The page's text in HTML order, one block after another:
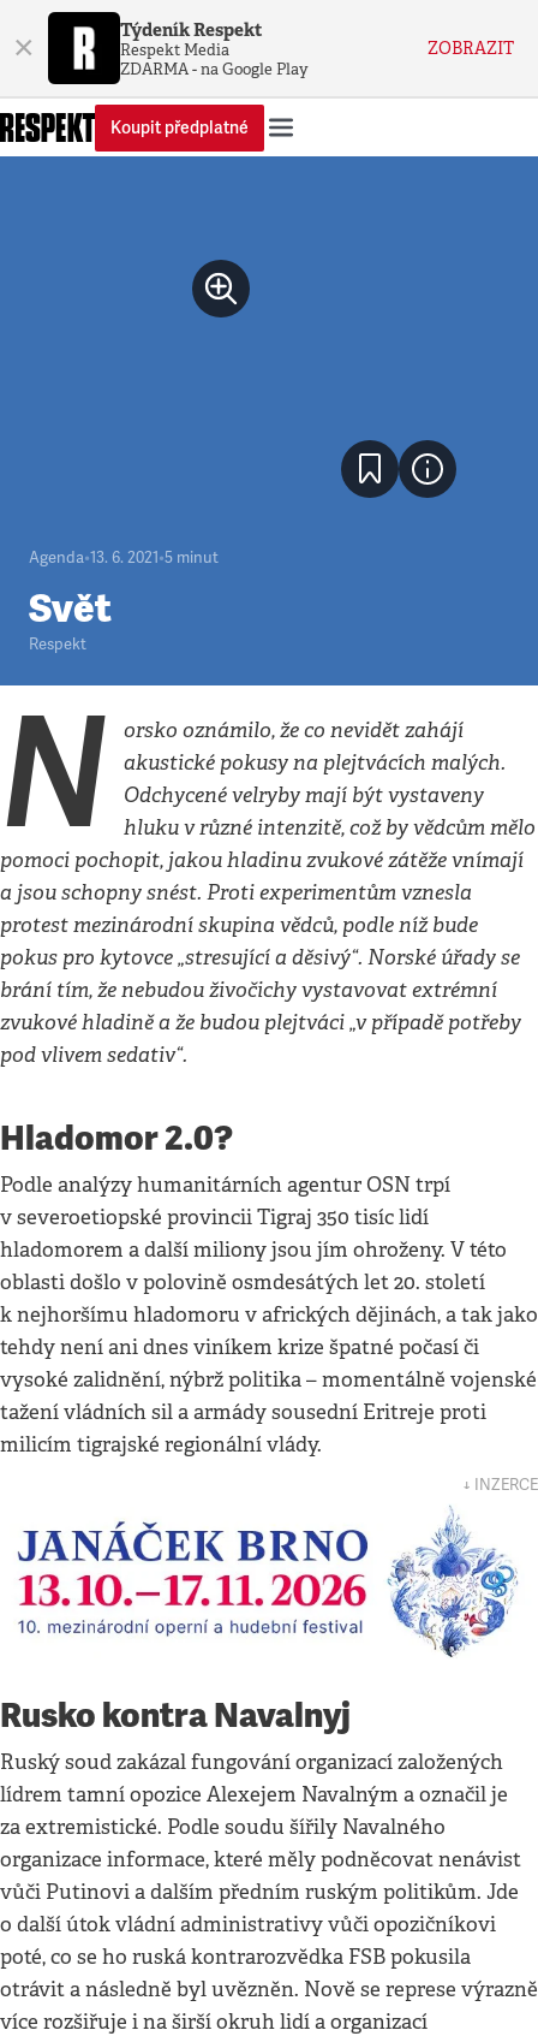
× Týdeník Respekt
Respekt Media
ZDARMA - na Google Play
ZOBRAZIT
Koupit předplatné
Agenda•13. 6. 2021•5 minut
Svět
Respekt
N
orsko oznámilo, že co nevidět zahájí
akustické pokusy na plejtvácích malých.
Odchycené velryby mají být vystaveny
hluku v různé intenzitě, což by vědcům mělo
pomoci pochopit, jakou hladinu zvukové zátěže vnímají
a jsou schopny snést. Proti experimentům vznesla
protest mezinárodní skupina vědců, podle níž bude
pokus pro kytovce „stresující a děsivý“. Norské úřady se
brání tím, že nebudou živočichy vystavovat extrémní
zvukové hladině a že budou plejtváci „v případě potřeby
pod vlivem sedativ“.
Hladomor 2.0?
Podle analýzy humanitárních agentur OSN trpí
v severoetiopské provincii Tigraj 350 tisíc lidí
hladomorem a další miliony jsou jím ohroženy. V této
oblasti došlo v polovině osmdesátých let 20. století
k nejhoršímu hladomoru v afrických dějinách, a tak jako
tehdy není ani dnes viníkem krize špatné počasí či
vysoké zalidnění, nýbrž politika – momentálně vojenské
tažení vládních sil a armády sousední Eritreje proti
milicím tigrajské regionální vlády.
↓ INZERCE
Rusko kontra Navalnyj
Ruský soud zakázal fungování organizací založených
lídrem tamní opozice Alexejem Navalným a označil je
za extremistické. Podle soudu šířily Navalného
organizace informace, které měly podněcovat nenávist
vůči Putinovi a dalším předním ruským politikům. Jde
o další útok vládní administrativy vůči opozičníkovi
poté, co se ho ruská kontrarozvědka FSB pokusila
otrávit a následně byl uvězněn. Nově se represe výrazně
více rozšiřuje i na širší okruh lidí a organizací